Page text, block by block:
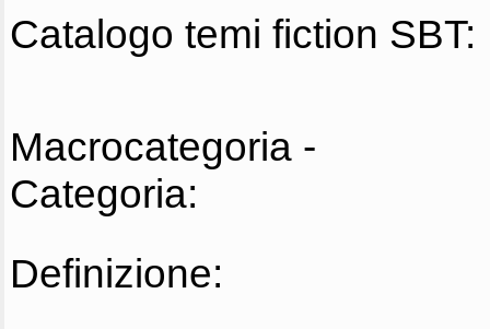
Catalogo temi fiction SBT:
Macrocategoria -
Categoria:
Definizione: